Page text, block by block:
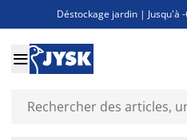
Déstockage jardin | Jusqu'à
Jusqu'à -50% sur
Découvrez les
